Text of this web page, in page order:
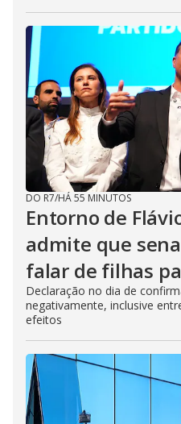
DO R7/HÁ 55 MINUTOS
Entorno de
admite que
falar de filhas
Declaração no dia de
negativamente, inclusive
efeitos